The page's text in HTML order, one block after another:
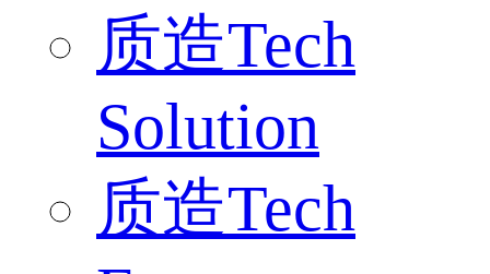
质造Tech
Solution
质造Tech